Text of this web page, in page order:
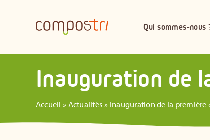
Qui sommes-nous
Inauguration de
Accueil » Actualités » Inauguration de la première